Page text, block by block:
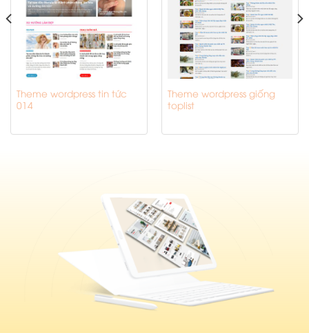
Theme wordpress tin tức
014
Theme wordpress giống
toplist